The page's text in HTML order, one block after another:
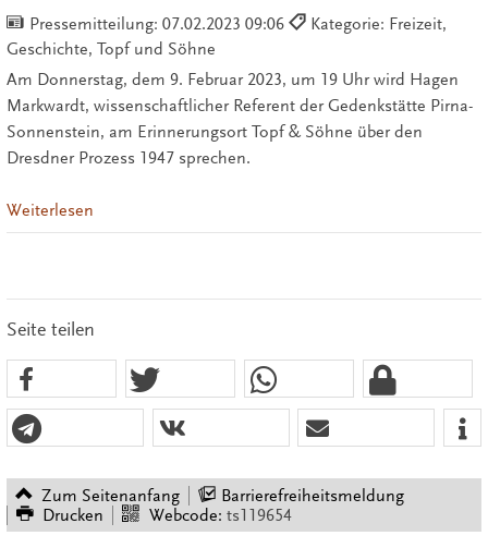
Pressemitteilung: 07.02.2023 09:06
Kategorie: Freizeit,
Geschichte, Topf und Söhne
Am Donnerstag, dem 9. Februar 2023, um 19 Uhr wird Hagen
Markwardt, wissenschaftlicher Referent der Gedenkstätte Pirna-
Sonnenstein, am Erinnerungsort Topf & Söhne über den
Dresdner Prozess 1947 sprechen.
Weiterlesen
Seite teilen
Zum Seitenanfang
Barrierefreiheitsmeldung
Drucken
Webcode: ts119654